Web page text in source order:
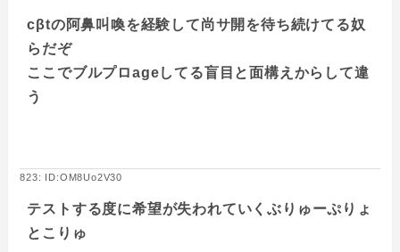
cβtの阿鼻叫喚を経験して尚サ開を待ち続けてる奴
らだぞ
ここでブルプロageしてる盲目と面構えからして違
う
823: ID:OM8Uo2V30
テストする度に希望が失われていくぶりゅーぷりょ
とこりゅ